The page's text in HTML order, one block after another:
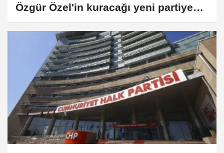
Özgür Özel'in kuracağı yeni partiye
ilişkin değerlendirme: